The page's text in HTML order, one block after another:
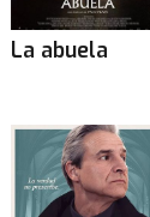
La abuela